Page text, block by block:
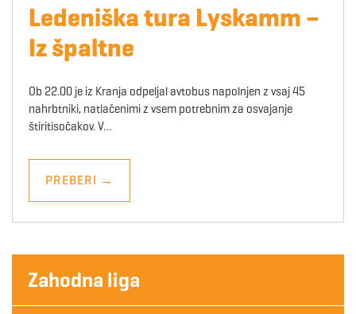
Ledeniška tura Lyskamm –
Iz špaltne
Ob 22.00 je iz Kranja odpeljal avtobus napolnjen z vsaj 45
nahrbtniki, natlačenimi z vsem potrebnim za osvajanje
štiritisočakov. V…
PREBERI →
Zahodna liga